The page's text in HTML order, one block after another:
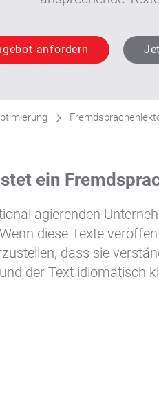
anfordern
ein
agierenden
diese Texte
dass sie
der Text idiomatisch